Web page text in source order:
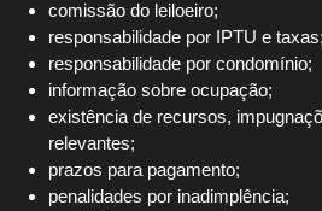
comissão do leiloeiro;
responsabilidade por IPTU e taxas;
responsabilidade por condomínio;
informação sobre ocupação;
existência de recursos,
relevantes;
prazos para pagamento;
penalidades por inadimplência;